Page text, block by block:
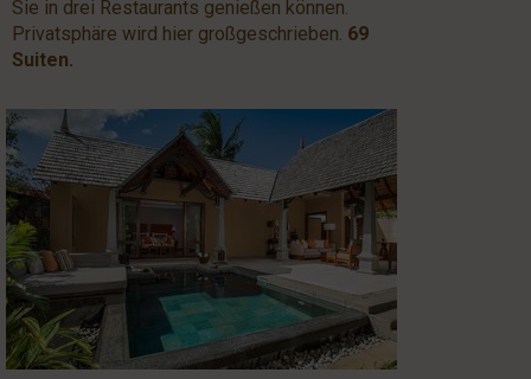
Sie in drei Restaurants genießen können.
Privatsphäre wird hier großgeschrieben. 69
Suiten.